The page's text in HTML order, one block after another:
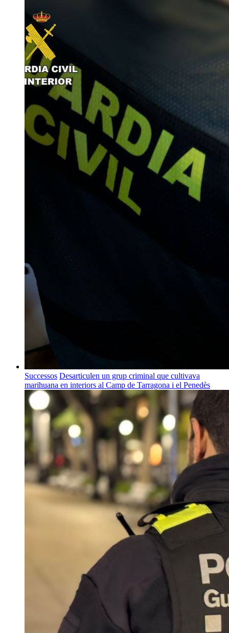
Successos Desarticulen un grup criminal que cultivava
marihuana en interiors al Camp de Tarragona i el Penedès